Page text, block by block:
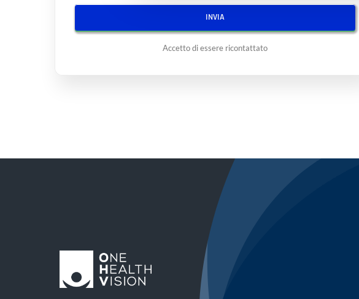
INVIA
Accetto di essere ricontattato